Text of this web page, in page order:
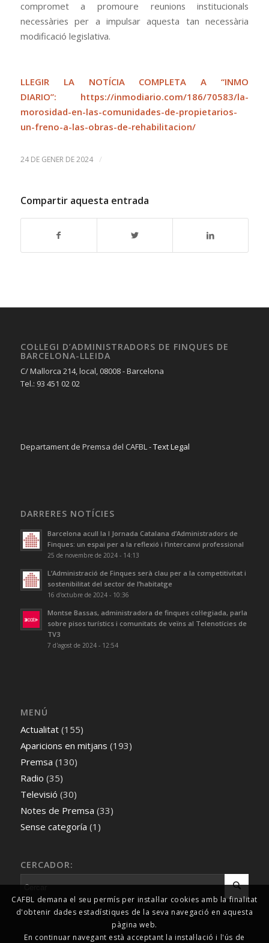
compromet a promoure reunions institucionals
necessàries per a impulsar aquesta tan necessària
modificació legislativa.
LLEGIR LA NOTÍCIA COMPLETA A “INMO
DIARIO”: https://inmodiario.com/186/70583/la-
morosidad-en-las-comunidades-de-propietarios-
un-freno-a-las-obras-de-rehabilitacion/
24 DE GENER DE 2024 /
Compartir aquesta entrada
COL·LEGI D’ADMINISTRADORS DE FINQUES DE
BARCELONA-LLEIDA
C/ Mallorca 214, local, 08008 - Barcelona
Tel.: 93 451 02 02
Departament de Premsa del CAFBL -Text Legal
DARRERES NOTÍCIES
Barcelona acull la I Jornada Catalana d’Administradors de
Finques: un espai per a la reflexió i l’intercanvi professional
25 de novembre de 2024 - 14:13
L’Administració de Finques serà clau per a la competitivitat i
sostenibilitat del sector de l’habitatge
16 d'octubre de 2024 - 10:36
Montse Bassas, administradora de finques col·legiada, parla
sobre pisos turístics i comunitats de veïns al Telenotícies de
TV3
7 d'agost de 2024 - 12:54
MENÚ
Actualitat(155)
Aparicions en mitjans (193)
Premsa (130)
Radio (35)
Televisió (30)
Notes de Premsa (33)
Sense categoría (1)
CERCADOR:
CAFBL demana el seu permís per instal·lar cookies amb la finalitat
d'obtenir dades estadístiques de la seva navegació en aquesta
pàgina web.
En continuar navegant està acceptant la instal·lació i l'ús de